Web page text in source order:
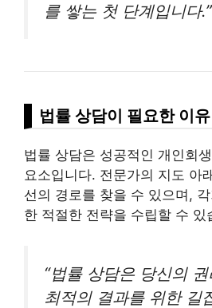
를 쌓는 첫 단계입니다.”
법률 상담이 필요한 이유
법률 상담은 성공적인 개인회
요소입니다. 전문가의 지도 아
선의 경로를 찾을 수 있으며,
한 적절한 전략을 수립할 수 있
“법률 상담은 당신의
최적의 결과를 위한 길